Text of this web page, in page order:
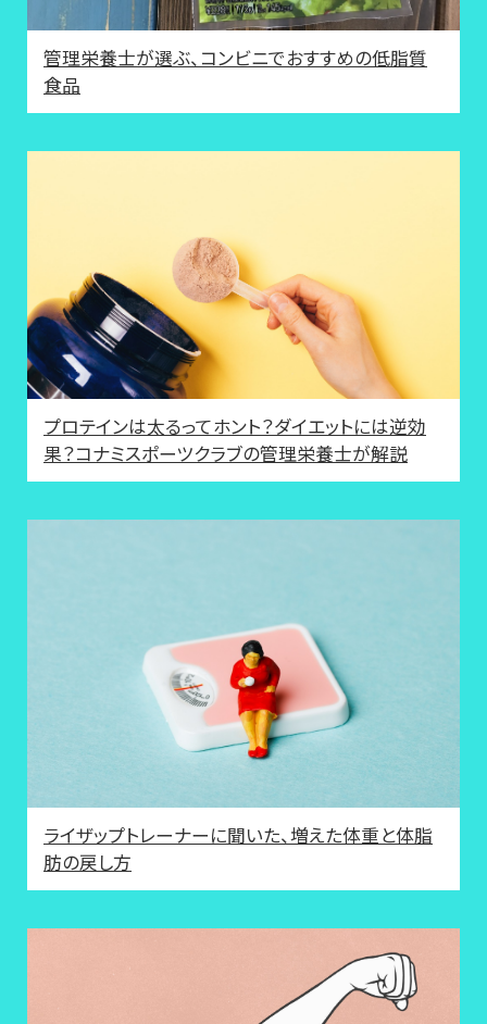
管理栄養士が選ぶ、コンビニでおすすめの低脂質
食品
プロテインは太るってホント？ダイエットには逆効
果？コナミスポーツクラブの管理栄養士が解説
ライザップトレーナーに聞いた、増えた体重と体脂
肪の戻し方